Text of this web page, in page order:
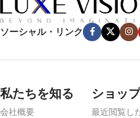
光のコントロールは最も重要な
うな暗い部屋なら、白やグレー
と色の鮮やかさを保つために、
めします。
ソーシャル・リンク
私たちを知る
会社概要
ショッ
最近閲覧し